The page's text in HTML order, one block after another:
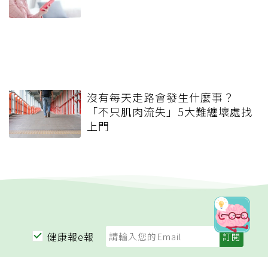
沒有每天走路會發生什麼事？
「不只肌肉流失」5大難纏壞處找
上門
健康報e報